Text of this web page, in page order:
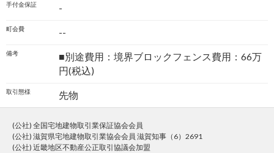
手付金保証 -
町会費 --
備考
■別途費用：境界ブロックフェンス費用：66万
円(税込)
取引態様 先物
(公社) 全国宅地建物取引業保証協会会員
(公社) 滋賀県宅地建物取引業協会会員 滋賀知事（6）2691
(公社) 近畿地区不動産公正取引協議会加盟